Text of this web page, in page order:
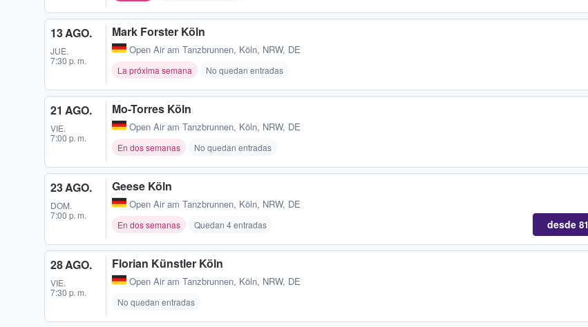
13 AGO.
JUE.
7:30 p. m.
Mark Forster Köln
Open Air am Tanzbrunnen, Köln, NRW, DE
La próxima semana No quedan entradas
21 AGO.
VIE.
7:00 p. m.
Mo-Torres Köln
Open Air am Tanzbrunnen, Köln, NRW, DE
En dos semanas No quedan entradas
23 AGO.
DOM.
7:00 p. m.
Geese Köln
Open Air am Tanzbrunnen, Köln, NRW, DE
En dos semanas Quedan 4 entradas desde
28 AGO.
VIE.
7:30 p. m.
Florian Künstler Köln
Open Air am Tanzbrunnen, Köln, NRW, DE
No quedan entradas